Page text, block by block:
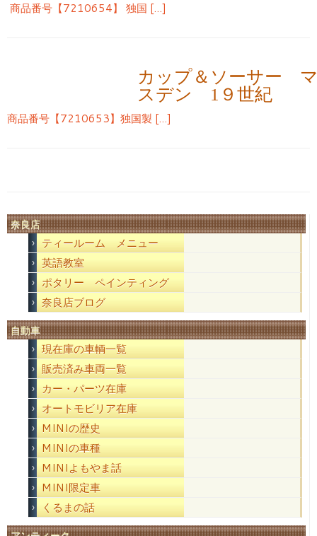
商品番号【7210654】 独国 […]
カップ＆ソーサー
スデン 1９世紀
商品番号【7210653】独国製 […]
奈良店
ティールーム メニュー
英語教室
ポタリー ペインティング
奈良店ブログ
自動車
現在庫の車輌一覧
販売済み車両一覧
カー・パーツ在庫
オートモビリア在庫
MINIの歴史
MINIの車種
MINIよもやま話
MINI限定車
くるまの話